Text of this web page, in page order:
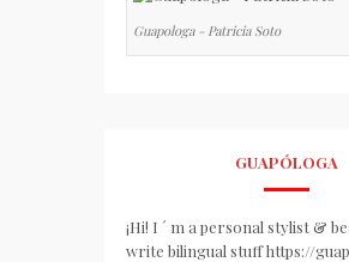
Guapologa - Patricia Soto
GUAPÓLOGA
¡Hi! I ´ m a personal stylist &
write bilingual stuff https://